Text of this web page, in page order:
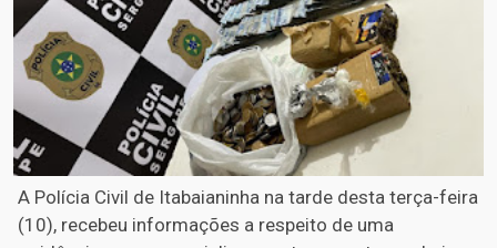
A Polícia Civil de Itabaianinha na tarde desta terça-feira
(10), recebeu informações a respeito de uma